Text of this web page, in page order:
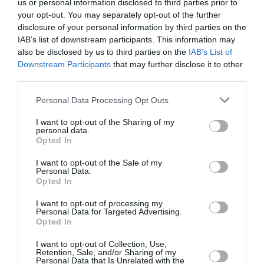
us or personal information disclosed to third parties prior to
your opt-out. You may separately opt-out of the further
disclosure of your personal information by third parties on the
IAB’s list of downstream participants. This information may
also be disclosed by us to third parties on the IAB’s List of
Downstream Participants that may further disclose it to other
Please note that this website/app uses one or more Google
not limited to your visit or usage behaviour. You may click to
grant or deny consent to Google and its third-party tags to
use your data for below specified purposes in below Google
consent section.
Personal Data Processing Opt Outs
I want to opt-out of the Sharing of my
personal data.
Opted In
I want to opt-out of the Sale of my
Personal Data.
Opted In
I want to opt-out of processing my
Personal Data for Targeted Advertising.
Opted In
I want to opt-out of Collection, Use,
Retention, Sale, and/or Sharing of my
Personal Data that Is Unrelated with the
Αντιμέτωπη με τη Δικαιοσύνη στην Τουρκία βρέθηκε
η γνωστή ηθοποιός και πρώην μοντέλο Μπενού
Γκερεντέ, μετά τις δηλώσεις της σε διαδικτυακό
podcast, όπου αποκάλυψε ότι το κολιέ που φοράει
στον λαιμό της είναι στ...
10:58 | 05 Αυγούστου 2026 Media